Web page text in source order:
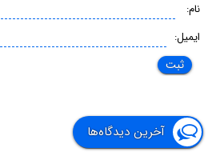
نام:
ایمیل:
آخرین دیدگاه‌ها